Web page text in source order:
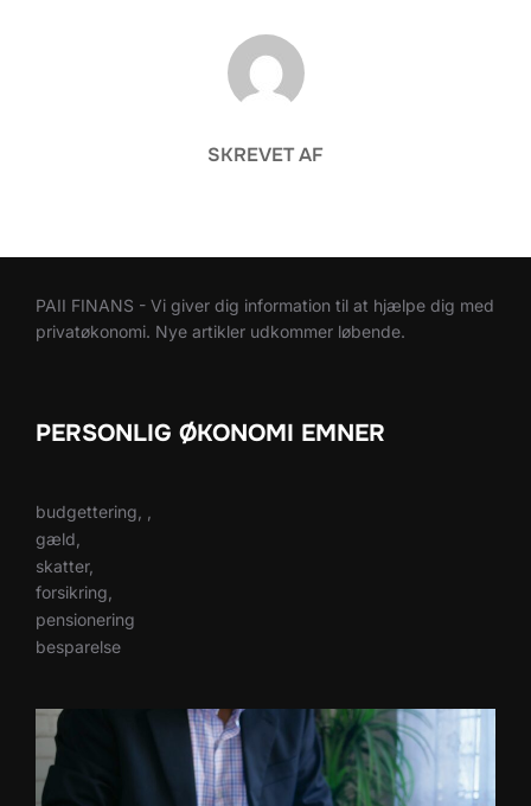
FORFATTER
SKREVET AF
PAII FINANS - Vi giver dig information til at hjælpe dig med
privatøkonomi. Nye artikler udkommer løbende.
PERSONLIG ØKONOMI EMNER
budgettering, ,
gæld,
skatter,
forsikring,
pensionering
besparelse